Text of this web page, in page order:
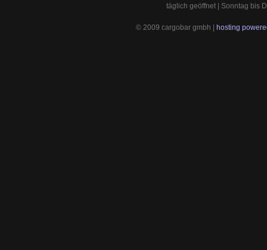
täglich geöffnet | Sonntag bis
© 2009 cargobar gmbh | hosting